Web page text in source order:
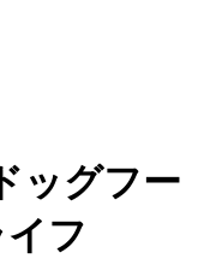
ッグフー
イフ